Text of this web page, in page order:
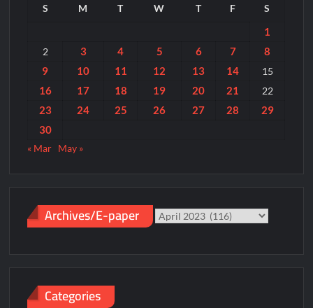
S M T W T F S
1
2 3 4 5 6 7
8
9
10 11 12 13 14 15
16 17 18 19 20 21 22
23 24 25 26 27 28
29
30
« Mar May »
Archives/E-paper
Archives/E-
Categories